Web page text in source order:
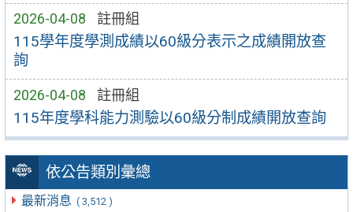
2026-04-08 註冊組
115學年度學測成績以60級分表示之成績開放查
詢
2026-04-08 註冊組
115年度學科能力測驗以60級分制成績開放查詢
依公告類別彙總
最新消息 ( 3,512 )